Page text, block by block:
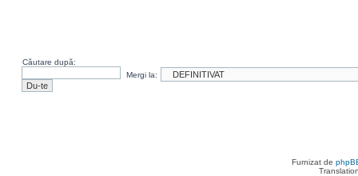
Căutare după:
Mergi la:
Furnizat de